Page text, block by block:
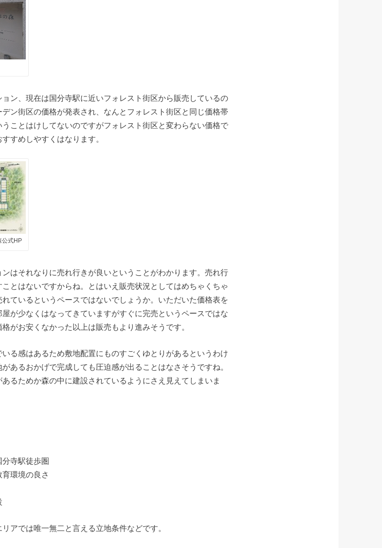
ン、現在は国分寺駅に近いフォレスト街区から販売しているの
ン街区の価格が発表され、なんとフォレスト街区と同じ価格帯
ことはけしてないのですがフォレスト街区と変わらない価格で
すめしやすくはなります。
公式HP
はそれなりに売れ行きが良いということがわかります。売れ行
とはないですからね。とはいえ販売状況としてはめちゃくちゃ
ているというペースではないでしょうか。いただいた価格表を
が少なくはなってきていますがすぐに完売というペースではな
がお安くなかった以上は販売もより進みそうです。
る感はあるため敷地配置にものすごくゆとりがあるというわけ
あるおかげで完成しても圧迫感が出ることはなさそうですね。
るためか森の中に建設されているようにさえ見えてしまいま
分寺駅徒歩圏
環境の良さ
アでは唯一無二と言える立地条件などです。